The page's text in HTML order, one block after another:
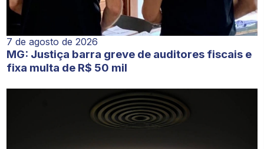
7 de agosto de 2026
MG: Justiça barra greve de auditores fiscais e
fixa multa de R$ 50 mil